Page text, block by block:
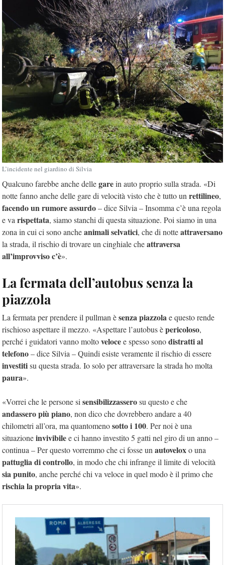
L’incidente nel giardino di Silvia
Qualcuno farebbe anche dellegarein auto proprio sulla strada. «Di
notte fanno anche delle gare di velocità visto che è tutto un rettilineo,
facendo un rumore assurdo– dice Silvia – Insomma c’è una regola
e va rispettata, siamo stanchi di questa situazione. Poi siamo in una
zona in cui ci sono ancheanimali selvatici, che di notteattraversano
la strada, il rischio di trovare un cinghiale cheattraversa
all’improvviso c’è».
La fermata dell’autobus senza la
piazzola
La fermata per prendere il pullman èsenza piazzolae questo rende
rischioso aspettare il mezzo. «Aspettare l’autobus èpericoloso,
perché i guidatori vanno moltovelocee spesso sonodistratti al
telefono– dice Silvia – Quindi esiste veramente il rischio di essere
investitisu questa strada. Io solo per attraversare la strada ho molta
paura».
«Vorrei che le persone si sensibilizzasserosu questo e che
andassero più piano, non dico che dovrebbero andare a 40
chilometri all’ora, ma quantomenosotto i 100. Per noi è una
situazioneinvivibilee ci hanno investito 5 gatti nel giro di un anno –
continua – Per questo vorremmo che ci fosse un autoveloxo una
pattuglia di controllo, in modo che chi infrange il limite di velocità
sia punito, anche perché chi va veloce in quel modo è il primo che
rischia la propria vita».